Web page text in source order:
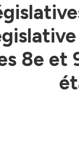
8e et